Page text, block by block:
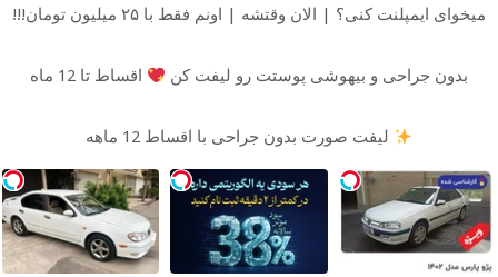
میخوای ایمپلنت کنی؟ | الان وقتشه | اونم فقط با ۲۵ میلیون تومان!!!
بدون جراحی و بیهوشی پوستت رو لیفت کن اقساط تا 12 ماه
لیفت صورت بدون جراحی با اقساط 12 ماهه